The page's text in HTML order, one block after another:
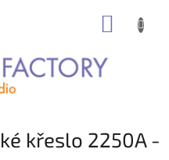
křeslo 2250A -